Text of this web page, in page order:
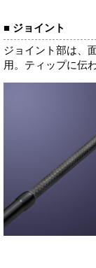
■ ジョイント
ジョイント部は、
用。ティップに伝